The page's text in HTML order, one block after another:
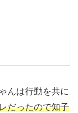
んは行動を共に
だったので知子